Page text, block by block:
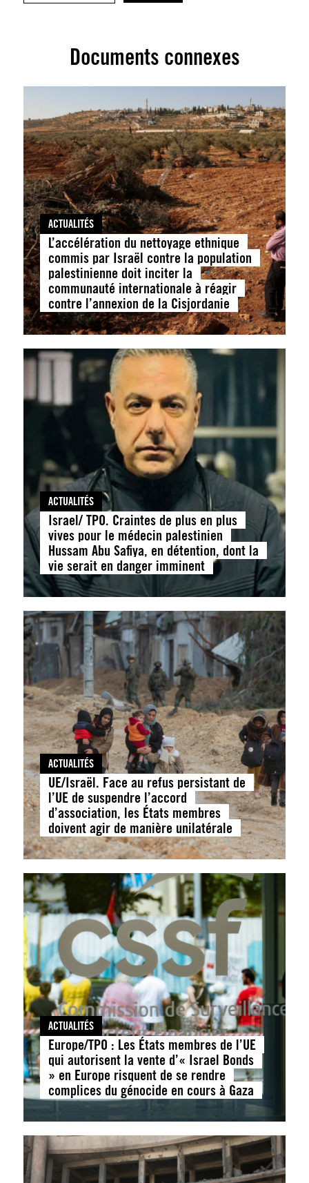
Documents connexes
ACTUALITÉS
L’accélération du nettoyage ethnique
commis par Israël contre la population
palestinienne doit inciter la
communauté internationale à réagir
contre l’annexion de la Cisjordanie
ACTUALITÉS
Israel/ TPO. Craintes de plus en plus
vives pour le médecin palestinien
Hussam Abu Safiya, en détention, dont la
vie serait en danger imminent
ACTUALITÉS
UE/Israël. Face au refus persistant de
l’UE de suspendre l’accord
d’association, les États membres
doivent agir de manière unilatérale
ACTUALITÉS
Europe/TPO : Les États membres de l’UE
qui autorisent la vente d’« Israel Bonds
» en Europe risquent de se rendre
complices du génocide en cours à Gaza